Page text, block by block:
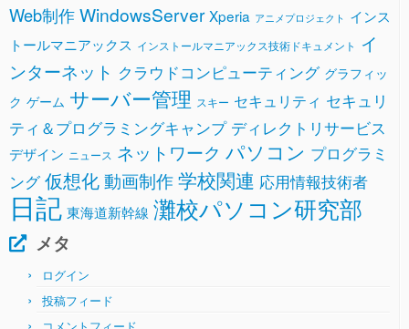
Web制作WindowsServer Xperia アニメプロジェクト インス
トールマニアックス インストールマニアックス技術ドキュメント イ
ンターネット クラウドコンピューティング グラフィッ
ク ゲーム サーバー管理 スキー セキュリティ セキュリ
ティ＆プログラミングキャンプ ディレクトリサービス
デザイン ニュース ネットワーク パソコン プログラミ
ング 仮想化動画制作学校関連 応用情報技術者
日記 東海道新幹線 灘校パソコン研究部
メタ
ログイン
投稿フィード
コメントフィード